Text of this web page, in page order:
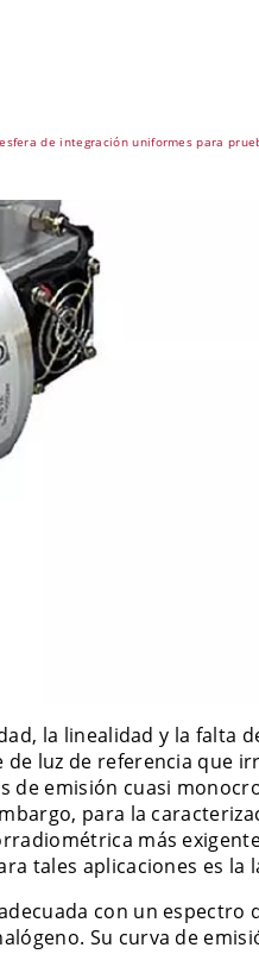
de integración uniformes para
la linealidad y la falta
luz de referencia que
de emisión cuasi
para la
más
tales aplicaciones es la
con un
Su curva de